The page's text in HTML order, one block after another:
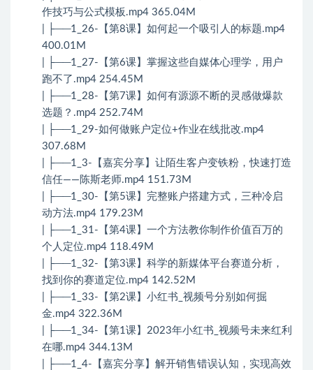
作技巧与公式模板.mp4 365.04M
| ├──1_26-【第8课】如何起一个吸引人的标题.mp4
400.01M
| ├──1_27-【第6课】掌握这些自媒体心理学，用户
跑不了.mp4 254.45M
| ├──1_28-【第7课】如何有源源不断的灵感做爆款
选题？.mp4 252.74M
| ├──1_29-如何做账户定位+作业在线批改.mp4
307.68M
| ├──1_3-【嘉宾分享】让陌生客户变铁粉，快速打造
信任——陈斯老师.mp4 151.73M
| ├──1_30-【第5课】完整账户搭建方式，三种冷启
动方法.mp4 179.23M
| ├──1_31-【第4课】一个方法教你制作价值百万的
个人定位.mp4 118.49M
| ├──1_32-【第3课】科学的新媒体平台赛道分析，
找到你的赛道定位.mp4 142.52M
| ├──1_33-【第2课】小红书_视频号分别如何掘
金.mp4 322.36M
| ├──1_34-【第1课】2023年小红书_视频号未来红利
在哪.mp4 344.13M
| ├──1_4-【嘉宾分享】解开销售错误认知，实现高效